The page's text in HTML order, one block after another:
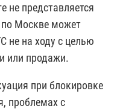
не представляется
Москве может
не на ходу с целью
или продажи.
при блокировке
проблемах с